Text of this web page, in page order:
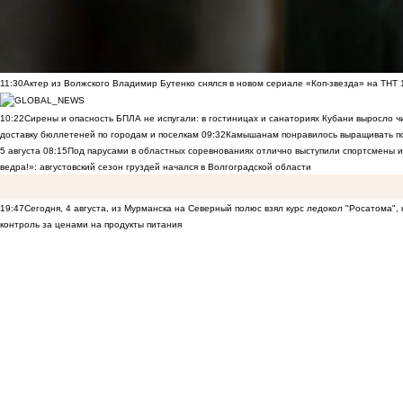
11:30Актер из Волжского Владимир Бутенко снялся в новом сериале «Коп-звезда» на ТНТ
10:22Сирены и опасность БПЛА не испугали: в гостиницах и санаториях Кубани выросло
доставку бюллетеней по городам и поселкам 09:32Камышанам понравилось выращивать
5 августа 08:15Под парусами в областных соревнованиях отлично выступили спортсмены
ведра!»: августовский сезон груздей начался в Волгоградской области
19:47Сегодня, 4 августа, из Мурманска на Северный полюс взял курс ледокол
контроль за ценами на продукты питания